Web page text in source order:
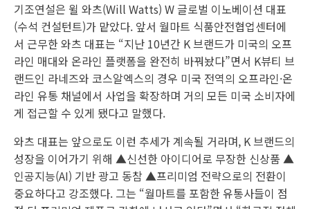
기조연설은 윌 와츠(Will Watts) W 글로벌 이노베이션 대표
(수석 컨설턴트)가 맡았다. 앞서 월마트 식품안전협업센터에
서 근무한 와츠 대표는 “지난 10년간 K 브랜드가 미국의 오프
라인 매대와 온라인 플랫폼을 완전히 바꿔놨다”면서 K뷰티 브
랜드인 라네즈와 코스알엑스의 경우 미국 전역의 오프라인·온
라인 유통 채널에서 사업을 확장하며 거의 모든 미국 소비자에
게 접근할 수 있게 됐다고 말했다.
와츠 대표는 앞으로도 이런 추세가 계속될 거라며, K 브랜드의
성장을 이어가기 위해 ▲신선한 아이디어로 무장한 신상품 ▲
인공지능(AI) 기반 광고 동참 ▲프리미엄 전략으로의 전환이
중요하다고 강조했다. 그는 “월마트를 포함한 유통사들이 점